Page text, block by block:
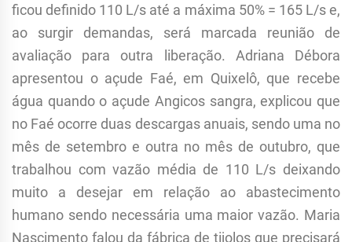
ficou definido 110 L/s até a máxima 50% = 165 L/s e,
ao surgir demandas, será marcada reunião de
avaliação para outra liberação. Adriana Débora
apresentou o açude Faé, em Quixelô, que recebe
água quando o açude Angicos sangra, explicou que
no Faé ocorre duas descargas anuais, sendo uma no
mês de setembro e outra no mês de outubro, que
trabalhou com vazão média de 110 L/s deixando
muito a desejar em relação ao abastecimento
humano sendo necessária uma maior vazão. Maria
Nascimento falou da fábrica de tijolos que precisará